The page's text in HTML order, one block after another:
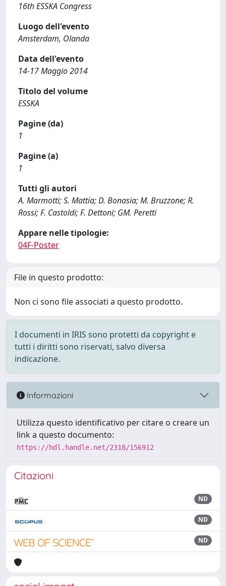
16th ESSKA Congress
Luogo dell'evento
Amsterdam, Olanda
Data dell'evento
14-17 Maggio 2014
Titolo del volume
ESSKA
Pagine (da)
1
Pagine (a)
1
Tutti gli autori
A. Marmotti; S. Mattia; D. Bonasia; M. Bruzzone; R.
Rossi; F. Castoldi; F. Dettoni; GM. Peretti
Appare nelle tipologie:
04F-Poster
File in questo prodotto:
Non ci sono file associati a questo prodotto.
I documenti in IRIS sono protetti da copyright e
tutti i diritti sono riservati, salvo diversa
indicazione.
Informazioni
Utilizza questo identificativo per citare o creare un
link a questo documento:
https://hdl.handle.net/2318/156912
Citazioni
ND
ND
ND